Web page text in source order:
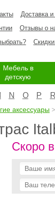
Доставка
Отзывы о
Мебель в
детскую
N O P R
аксессуары
Скоро